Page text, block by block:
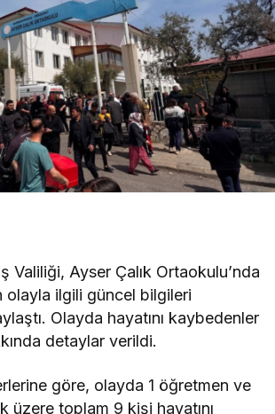
Valiliği, Ayser Çalık Ortaokulu’nda
olayla ilgili güncel bilgileri
Olayda hayatını kaybedenler
detaylar verildi.
göre, olayda 1 öğretmen ve
üzere toplam 9 kişi hayatını